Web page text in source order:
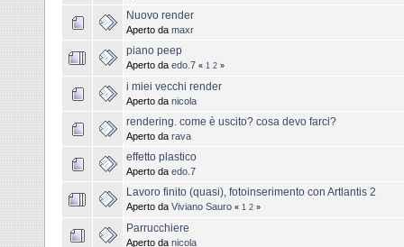
Nuovo render
Aperto da maxr
piano peep
Aperto da edo.7 « 1 2 »
i miei vecchi render
Aperto da nicola
rendering. come è uscito? cosa devo farci?
Aperto da rava
effetto plastico
Aperto da edo.7
Lavoro finito (quasi), fotoinserimento con Artlantis 2
Aperto da Viviano Sauro « 1 2 »
Parrucchiere
Aperto da nicola